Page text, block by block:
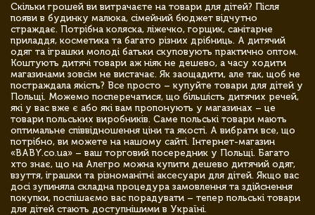
Скільки грошей ви витрачаєте на товари для дітей? Після
появи в будинку малюка, сімейний бюджет відчутно
страждає. Потрібна коляска, ліжечко, горщик, санітарне
приладдя, косметика та багато різних дрібниць. А дитячий
одяг та іграшки молоді батьки скуповують практично оптом.
Коштують дитячі товари аж ніяк не дешево, а часу ходити
магазинами зовсім не вистачає. Як заощадити, але так, щоб не
постраждала якість? Все просто – купуйте товари для дітей у
Польщі. Можемо посперечатися, що більшість дитячих речей,
які у вас вже є або які вам пропонують у магазинах – це
товари польських виробників. Саме польські товари мають
оптимальне співвідношення ціни та якості. А вибрати все, що
потрібно, ви можете на нашому сайті. Інтернет-магазин
«BABY.co.ua» – ваш торговий посередник у Польщі. Багато
хто знає, що на Алегро можна купити дешево дитячий одяг,
взуття, іграшки та різноманітні аксесуари для дітей. Якщо вас
досі зупиняла складна процедура замовлення та здійснення
покупки, поспішаємо вас порадувати – тепер польські товари
для дітей стають доступнішими в Україні.